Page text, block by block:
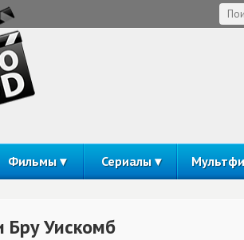
Фильмы Сериалы
Бру Уискомб